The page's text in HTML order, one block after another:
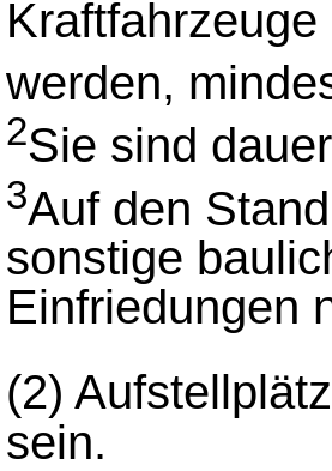
werden,
2Sie sind
3Auf den
sonstige
Einfriedungen
(2)
sein.